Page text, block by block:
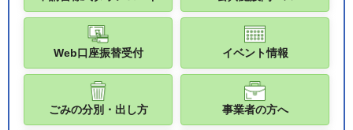
Web口座振替受付 イベント情報
ごみの分別・出し方 事業者の方へ